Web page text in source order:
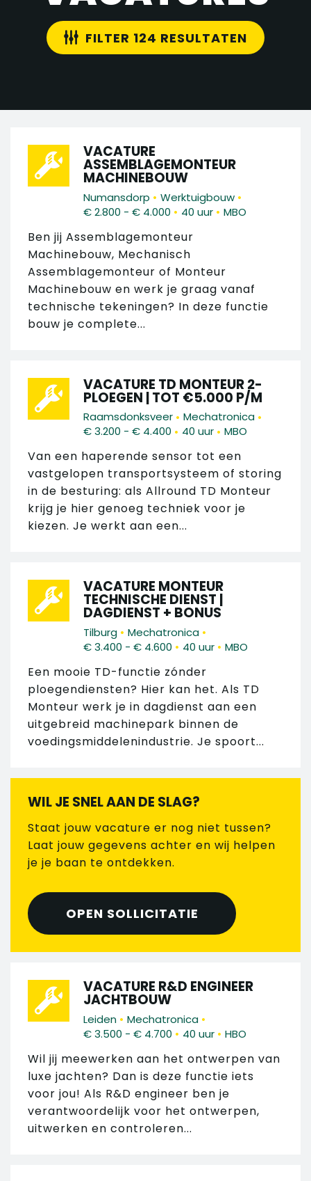
FILTER 124 RESULTATEN
VACATURE
ASSEMBLAGEMONTEUR
MACHINEBOUW
Numansdorp • Werktuigbouw •
€ 2.800 - € 4.000 • 40 uur • MBO
Ben jij Assemblagemonteur
Machinebouw, Mechanisch
Assemblagemonteur of Monteur
Machinebouw en werk je graag vanaf
technische tekeningen? In deze functie
bouw je complete...
VACATURE TD MONTEUR 2-
PLOEGEN | TOT €5.000 P/M
Raamsdonksveer • Mechatronica •
€ 3.200 - € 4.400 • 40 uur • MBO
Van een haperende sensor tot een
vastgelopen transportsysteem of storing
in de besturing: als Allround TD Monteur
krijg je hier genoeg techniek voor je
kiezen. Je werkt aan een...
VACATURE MONTEUR
TECHNISCHE DIENST |
DAGDIENST + BONUS
Tilburg • Mechatronica •
€ 3.400 - € 4.600 • 40 uur • MBO
Een mooie TD-functie zónder
ploegendiensten? Hier kan het. Als TD
Monteur werk je in dagdienst aan een
uitgebreid machinepark binnen de
voedingsmiddelenindustrie. Je spoort...
WIL JE SNEL AAN DE SLAG?
Staat jouw vacature er nog niet tussen?
Laat jouw gegevens achter en wij helpen
je je baan te ontdekken.
OPEN SOLLICITATIE
VACATURE R&D ENGINEER
JACHTBOUW
Leiden • Mechatronica •
€ 3.500 - € 4.700 • 40 uur • HBO
Wil jij meewerken aan het ontwerpen van
luxe jachten? Dan is deze functie iets
voor jou! Als R&D engineer ben je
verantwoordelijk voor het ontwerpen,
uitwerken en controleren...